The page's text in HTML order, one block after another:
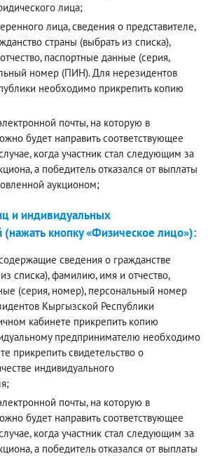
лица;
лица, сведения о представителе,
страны (выбрать из списка),
паспортные данные (серия,
номер (ПИН). Для нерезидентов
необходимо прикрепить копию
почты, на которую в
будет направить соответствующее
когда участник стал следующим за
а победитель отказался от выплаты
аукционом;
и индивидуальных
кнопку «Физическое лицо»):
сведения о гражданстве
списка), фамилию, имя и отчество,
(серия, номер), персональный номер
Кыргызской Республики
кабинете прикрепить копию
предпринимателю необходимо
прикрепить свидетельство о
индивидуального
почты, на которую в
будет направить соответствующее
когда участник стал следующим за
а победитель отказался от выплаты